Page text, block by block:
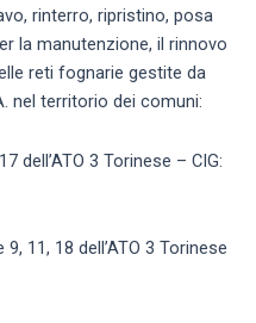
rinterro, ripristino, posa
la manutenzione, il rinnovo
reti fognarie gestite da
nel territorio dei comuni:
dell’ATO 3 Torinese – CIG:
11, 18 dell’ATO 3 Torinese